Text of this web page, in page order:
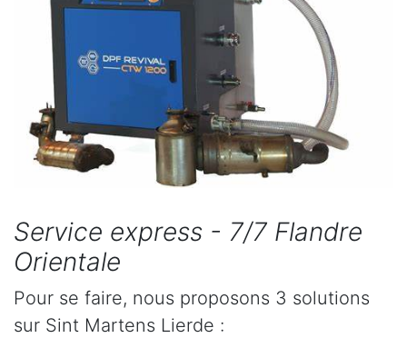
Service express - 7/7 Flandre
Orientale
Pour se faire, nous proposons 3 solutions
sur Sint Martens Lierde :